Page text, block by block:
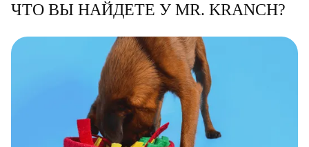
ЧТО ВЫ НАЙДЕТЕ У MR. KRANCH?